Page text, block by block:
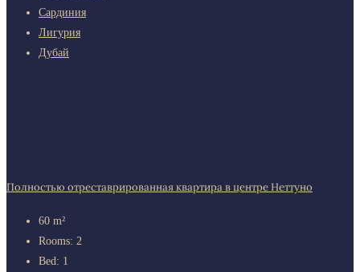
Сардиния
Лигурия
Дубай
Полностью отреставрированная квартира в центре Неттуно
60 m²
Rooms: 2
Bed: 1